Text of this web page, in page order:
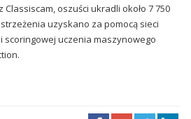
oszuści ukradli około 7 750
uzyskano za pomocą sieci
uczenia maszynowego